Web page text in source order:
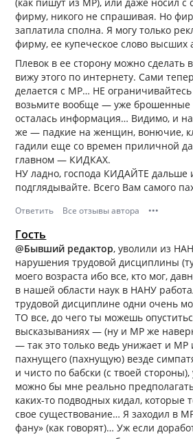
фирму, никого не спрашивая. Но
заплатила сполна. Я могу только
фирму, ее купеческое слово высших
Плевок в ее сторону можно сделать
вижу этого по интернету. Сами
делается с МР… НЕ
возьмите вообще — уже брошенные
осталась информация… Видимо, и на
же — падкие на женщин, вонючие,
гадили еще со времен приличной
главном — КИДКАХ.
НУ ладно, господа КИДАЙТЕ дальше
подглядывайте. Всего Вам самого
Ответить Все отзывы автора •••
Гость
@Бывший редактор, уволили из
нарушения трудовой дисциплины
моего возраста ибо все, кто мог,
в нашей области наук в НАНУ
трудовой дисциплине одни очень
ТО все, до чего ты можешь
высказываниях — (ну и МР же
— так это только ведь унижает и МР
пахнущего (пахнущую) везде
и чисто по бабски (с твоей
можно бы мне реально
каких-то подводных кидал, которые
свое существование… Я заходил в
фану» (как говорят)… Уж если